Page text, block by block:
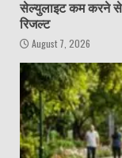
सेल्युलाइट कम करने से
रिजल्ट
August 7, 2026